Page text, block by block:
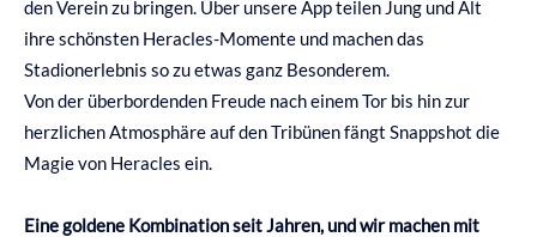
den Verein zu bringen. Über unsere App teilen Jung und Alt
ihre schönsten Heracles-Momente und machen das
Stadionerlebnis so zu etwas ganz Besonderem.
Von der überbordenden Freude nach einem Tor bis hin zur
herzlichen Atmosphäre auf den Tribünen fängt Snappshot die
Magie von Heracles ein.
Eine goldene Kombination seit Jahren, und wir machen mit